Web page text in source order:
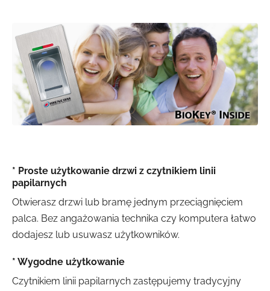
* Proste użytkowanie drzwi z czytnikiem linii
papilarnych
Otwierasz drzwi lub bramę jednym przeciągnięciem
palca. Bez angażowania technika czy komputera łatwo
dodajesz lub usuwasz użytkowników.
* Wygodne użytkowanie
Czytnikiem linii papilarnych zastępujemy tradycyjny